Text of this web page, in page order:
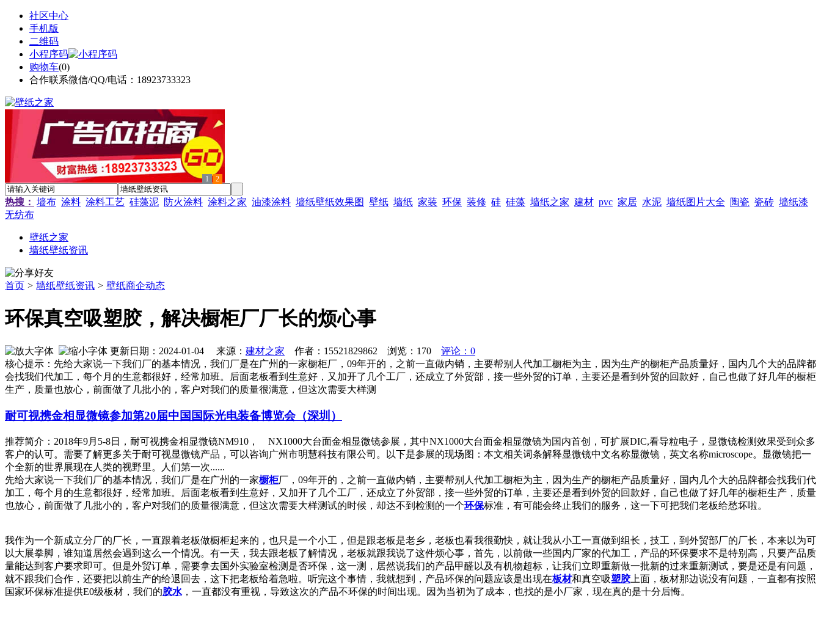
社区中心
手机版
二维码
小程序码
购物车(0)
合作联系微信/QQ/电话：18923733323
1 2
热搜： 墙布 涂料 涂料工艺 硅藻泥 防火涂料 涂料之家 油漆涂料 墙纸壁纸效果图 壁纸 墙纸 家装 环保 装修 硅 硅藻 墙纸之家 建材 pvc 家居 水泥 墙纸图片大全 陶瓷 瓷砖 墙纸漆
无纺布
壁纸之家
墙纸壁纸资讯
首页 > 墙纸壁纸资讯 > 壁纸商企动态
环保真空吸塑胶，解决橱柜厂厂长的烦心事
更新日期：2024-01-04 来源： 建材之家 作者：15521829862 浏览： 170
评论：0
核心提示：先给大家说一下我们厂的基本情况，我们厂是在广州的一家橱柜厂，09年开的，之前一直做内销，主要帮别人代加工橱柜为主，因为生产的橱柜产品质量好，国内几个大的品牌都
会找我们代加工，每个月的生意都很好，经常加班。后面老板看到生意好，又加开了几个工厂，还成立了外贸部，接一些外贸的订单，主要还是看到外贸的回款好，自己也做了好几年的橱柜
生产，质量也放心，前面做了几批小的，客户对我们的质量很满意，但这次需要大样测
耐可视携金相显微镜参加第20届中国国际光电装备博览会（深圳）
推荐简介：2018年9月5-8日，耐可视携金相显微镜NM910， NX1000大台面金相显微镜参展，其中NX1000大台面金相显微镜为国内首创，可扩展DIC,看导粒电子，显微镜检测效果受到众多
客户的认可。需要了解更多关于耐可视显微镜产品，可以咨询广州市明慧科技有限公司。以下是参展的现场图：本文相关词条解释显微镜中文名称显微镜，英文名称microscope。显微镜把一
个全新的世界展现在人类的视野里。人们第一次......
先给大家说一下我们厂的基本情况，我们厂是在广州的一家橱柜厂，09年开的，之前一直做内销，主要帮别人代加工橱柜为主，因为生产的橱柜产品质量好，国内几个大的品牌都会找我们代
加工，每个月的生意都很好，经常加班。后面老板看到生意好，又加开了几个工厂，还成立了外贸部，接一些外贸的订单，主要还是看到外贸的回款好，自己也做了好几年的橱柜生产，质量
也放心，前面做了几批小的，客户对我们的质量很满意，但这次需要大样测试的时候，却达不到检测的一个环保标准，有可能会终止我们的服务，这一下可把我们老板给愁坏啦。
我作为一个新成立分厂的厂长，一直跟着老板做橱柜起来的，也只是一个小工，但是跟老板是老乡，老板也看我很勤快，就让我从小工一直做到组长，技工，到外贸部厂的厂长，本来以为可
以大展拳脚，谁知道居然会遇到这么一个情况。有一天，我去跟老板了解情况，老板就跟我说了这件烦心事，首先，以前做一些国内厂家的代加工，产品的环保要求不是特别高，只要产品质
量能达到客户要求即可。但是外贸订单，需要拿去国外实验室检测是否环保，这一测，居然说我们的产品甲醛以及有机物超标，让我们立即重新做一批新的过来重新测试，要是还是有问题，
就不跟我们合作，还要把以前生产的给退回去，这下把老板给着急啦。听完这个事情，我就想到，产品环保的问题应该是出现在板材和真空吸塑胶上面，板材那边说没有问题，一直都有按照
国家环保标准提供E0级板材，我们的胶水 ，一直都没有重视，导致这次的产品不环保的时间出现。因为当初为了成本，也找的是小厂家，现在真的是十分后悔。